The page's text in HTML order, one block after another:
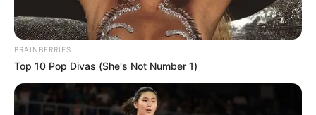
PES Vida de Barrio’ de Getsemaní
Por:Andrea Melissa Ascanio De Oro
Julio 5, 2026
BRAINBERRIES
Top 10 Pop Divas (She's Not Number 1)